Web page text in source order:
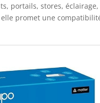
portails, stores, éclairage,
promet une